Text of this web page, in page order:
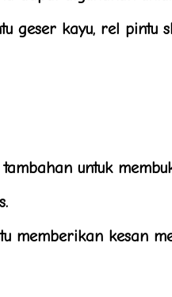
geser kayu, rel pintu
untuk
memberikan kesan